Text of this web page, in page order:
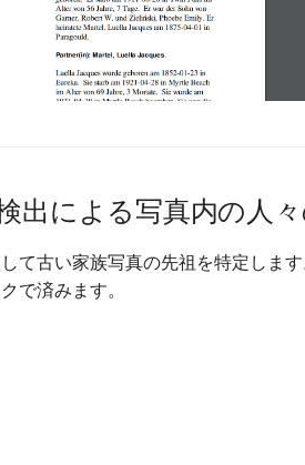
出による写真内の人
て古い家族写真の先祖を特定しま
で済みます。